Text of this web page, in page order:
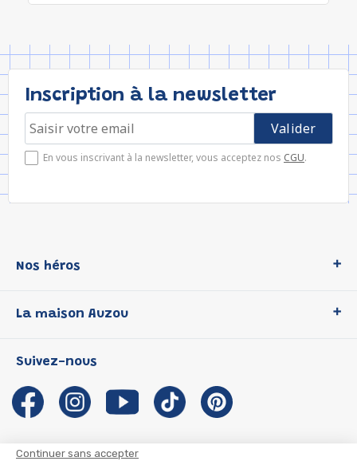
Continuer sans accepter
Inscription à la newsletter
En vous inscrivant à la newsletter, vous acceptez nos CGU.
Nos héros
P'tit Loup
Les Influenceuses
Migali
Petite Taupe
La maison Auzou
Notre histoire
Auzou s'engage
Auteurs et illustrateurs Auzou
Suivez-nous